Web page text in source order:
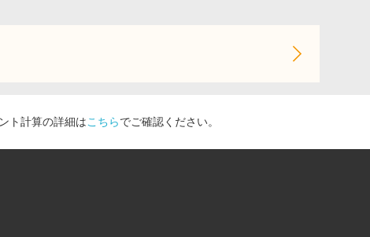
ト計算の詳細はこちらでご確認ください。